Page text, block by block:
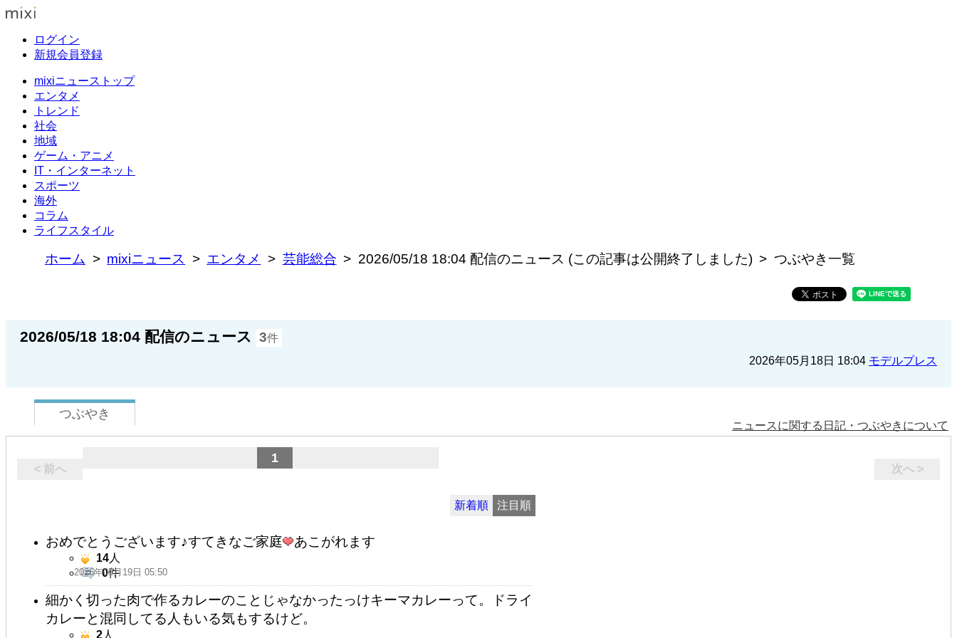
ログイン
新規会員登録
mixiニューストップ
エンタメ
トレンド
社会
地域
ゲーム・アニメ
IT・インターネット
スポーツ
海外
コラム
ライフスタイル
ホーム mixiニュース エンタメ 芸能総合 2026/05/18 18:04 配信のニュース (この記事は公開終了しました) つぶやき一覧
2026/05/18 18:04 配信のニュース 3件
2026年05月18日 18:04 モデルプレス
つぶやき
ニュースに関する日記・つぶやきについて
< 前へ
1
次へ >
新着順 注目順
おめでとうございます♪すてきなご家庭 あこがれます
2026年05月19日 05:50
14人
0件
細かく切った肉で作るカレーのことじゃなかったっけキーマカレーって。ドライ
カレーと混同してる人もいる気もするけど。
2人